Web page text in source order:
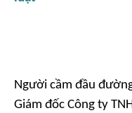
Người cầm đầu
Giám đốc Công ty